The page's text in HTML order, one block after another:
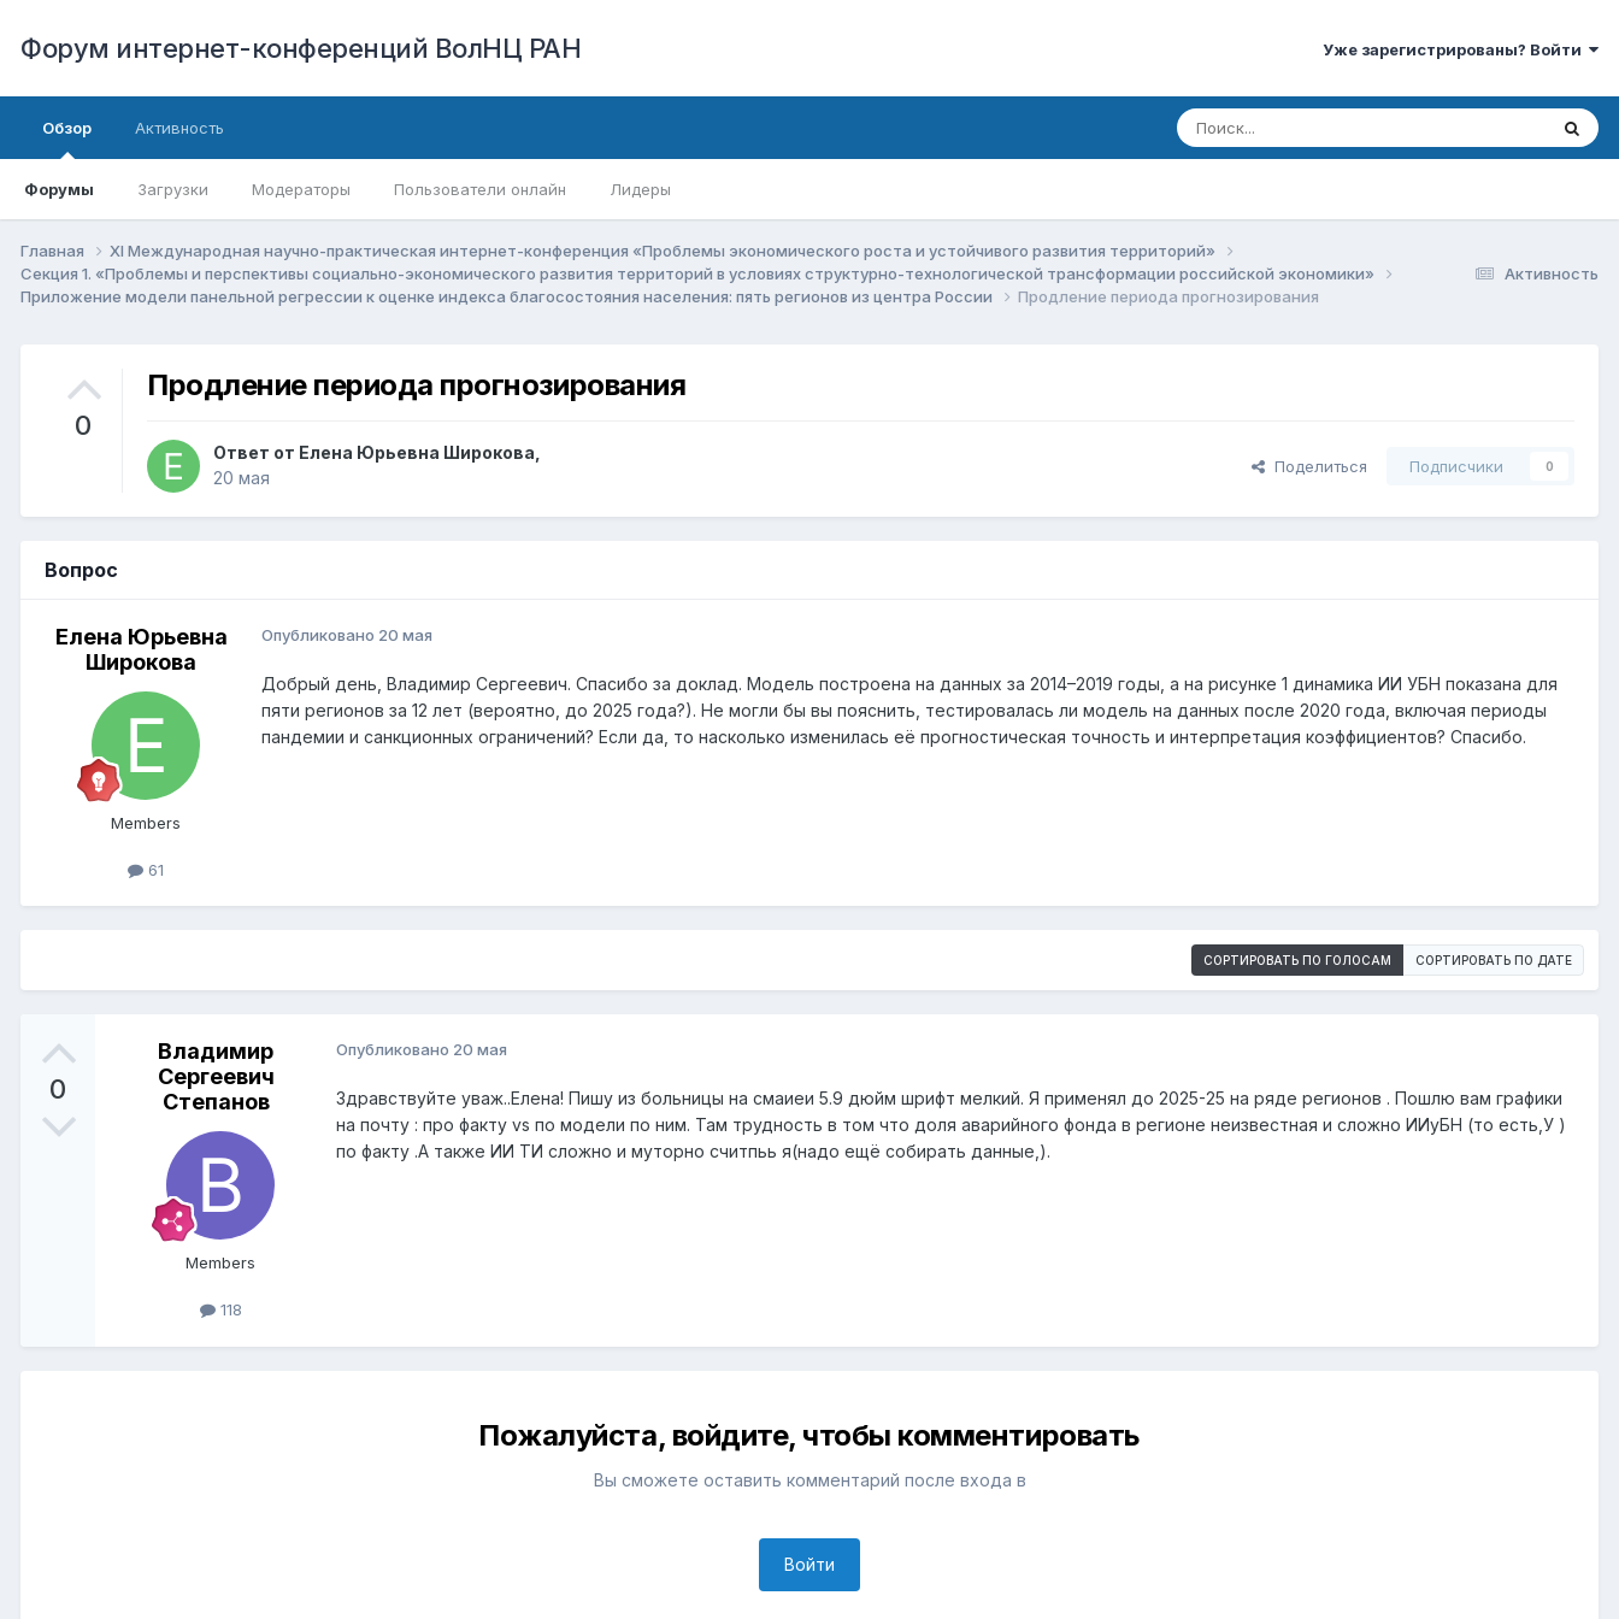
Форум интернет-конференций ВолНЦ РАН Уже зарегистрированы? Войти
Обзор
Форумы Загрузки Модераторы Пользователи онлайн Лидеры
Активность
Активность
Главная
XI Международная научно-практическая интернет-конференция «Проблемы экономического роста и устойчивого развития территорий»
Секция 1. «Проблемы и перспективы социально-экономического развития территорий в условиях структурно-технологической трансформации российской экономики»
Приложение модели панельной регрессии к оценке индекса благосостояния населения: пять регионов из центра России
Продление периода прогнозирования
0
Продление периода прогнозирования
Ответ от Елена Юрьевна Широкова
20 мая
Поделиться Подписчики 0
Вопрос
Елена Юрьевна
Широкова
Members
61
Опубликовано 20 мая
Добрый день, Владимир Сергеевич. Спасибо за доклад. Модель построена на данных за 2014–2019 годы, а на рисунке 1 динамика ИИ УБН показана для
пяти регионов за 12 лет (вероятно, до 2025 года?). Не могли бы вы пояснить, тестировалась ли модель на данных после 2020 года, включая периоды
пандемии и санкционных ограничений? Если да, то насколько изменилась её прогностическая точность и интерпретация коэффициентов? Спасибо.
СОРТИРОВАТЬ ПО ГОЛОСАМ СОРТИРОВАТЬ ПО ДАТЕ
0
Владимир
Сергеевич
Степанов
Members
118
Опубликовано 20 мая
Здравствуйте уваж..Елена! Пишу из больницы на смаиеи 5.9 дюйм шрифт мелкий. Я применял до 2025-25 на ряде регионов . Пошлю вам графики
на почту : про факту vs по модели по ним. Там трудность в том что доля аварийного фонда в регионе неизвестная и сложно ИИуБН (то есть,У )
по факту .А также ИИ ТИ сложно и муторно считпьь я(надо ещё собирать данные,).
Пожалуйста, войдите, чтобы комментировать
Вы сможете оставить комментарий после входа в
Войти